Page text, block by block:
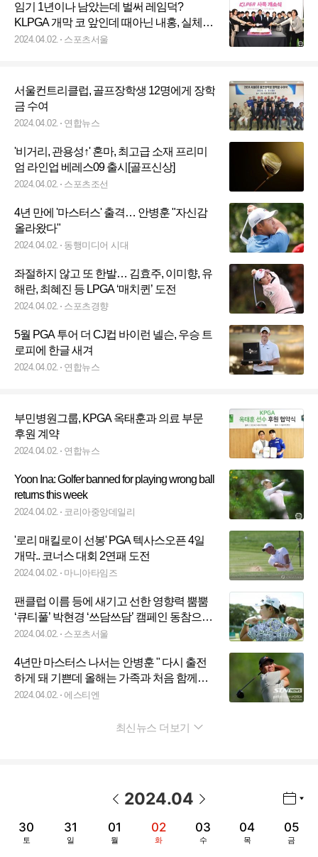
임기 1년이나 남았는데 벌써 레임덕?
KLPGA 개막 코 앞인데 때아닌 내홍, 실체
는?[SS 포커스]
2024.04.02. 스포츠서울
서울컨트리클럽, 골프장학생 12명에게 장학
금 수여
2024.04.02. 연합뉴스
'비거리, 관용성↑' 혼마, 최고급 소재 프리미
엄 라인업 베레스09 출시[골프신상]
2024.04.02. 스포츠조선
4년 만에 '마스터스' 출격… 안병훈 "자신감
올라왔다"
2024.04.02. 동행미디어 시대
좌절하지 않고 또 한발… 김효주, 이미향, 유
해란, 최혜진 등 LPGA ‘매치퀸’ 도전
2024.04.02. 스포츠경향
5월 PGA 투어 더 CJ컵 바이런 넬슨, 우승 트
로피에 한글 새겨
2024.04.02. 연합뉴스
부민병원그룹, KPGA 옥태훈과 의료 부문
후원 계약
2024.04.02. 연합뉴스
Yoon Ina: Golfer banned for playing wrong ball
returns this week
2024.04.02. 코리아중앙데일리
'로리 매킬로이 선봉' PGA 텍사스오픈 4일
개막.. 코너스 대회 2연패 도전
2024.04.02. 마니아타임즈
팬클럽 이름 등에 새기고 선한 영향력 뿜뿜
‘큐티풀’ 박현경 ‘쓰담쓰담’ 캠페인 동참으로
골프장 환경보호 앞장
2024.04.02. 스포츠서울
4년만 마스터스 나서는 안병훈 " 다시 출전
하게 돼 기쁜데 올해는 가족과 처음 함께해
더 특별해"
2024.04.02. 에스티엔
최신뉴스 더보기
2024.04
30
토
31
일
01
월
02
화
03
수
04
목
05
금